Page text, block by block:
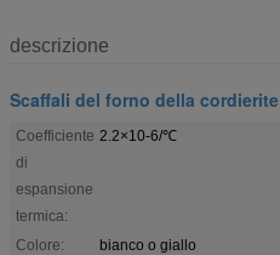
descrizione
Scaffali del forno della cordierite
Coefficiente
di
espansione
termica:
2.2×10-6/℃
Colore:
bianco o giallo